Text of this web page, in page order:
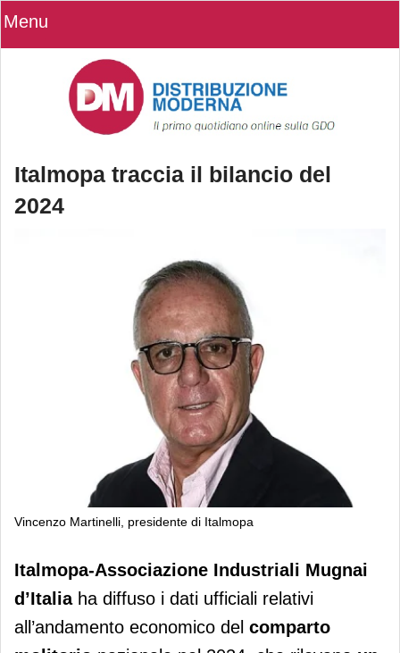
Menu
Italmopa traccia il bilancio del
2024
Vincenzo Martinelli, presidente di Italmopa
Italmopa traccia il bilancio del 2024
Italmopa-Associazione Industriali Mugnai
d’Italia ha diffuso i dati ufficiali relativi
all’andamento economico del comparto